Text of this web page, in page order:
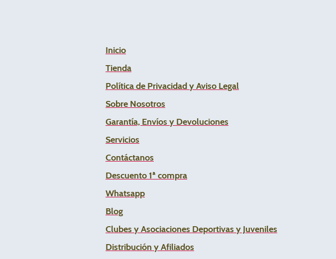
Inicio
Tienda
Política de Privacidad y Aviso Legal
Sobre Nosotros
Garantía, Envíos y Devoluciones
Servicios
Contáctanos
Descuento 1ª compra
Whatsapp
Blog
Clubes y Asociaciones Deportivas y Juveniles
Distribución y Afiliados